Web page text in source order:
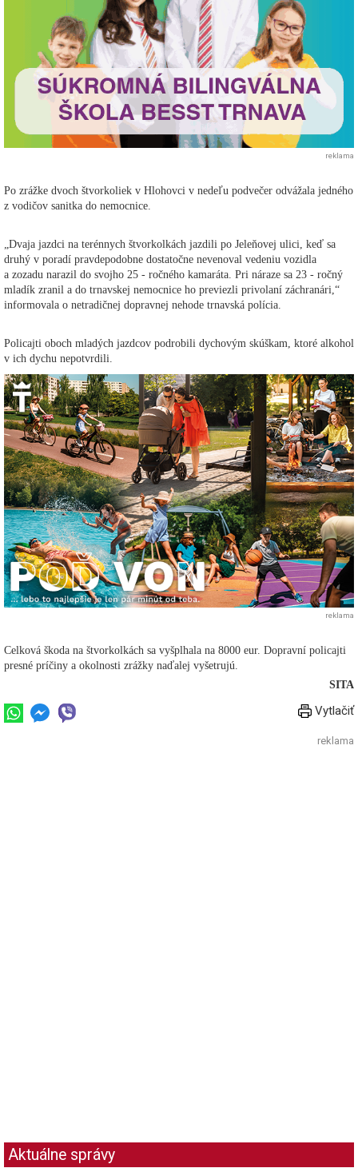
reklama
Po zrážke dvoch štvorkoliek v Hlohovci v nedeľu podvečer odvážala jedného
z vodičov sanitka do nemocnice.
„Dvaja jazdci na terénnych štvorkolkách jazdili po Jeleňovej ulici, keď sa
druhý v poradí pravdepodobne dostatočne nevenoval vedeniu vozidla
a zozadu narazil do svojho 25 - ročného kamaráta. Pri náraze sa 23 - ročný
mladík zranil a do trnavskej nemocnice ho previezli privolaní záchranári,“
informovala o netradičnej dopravnej nehode trnavská polícia.
Policajti oboch mladých jazdcov podrobili dychovým skúškam, ktoré alkohol
v ich dychu nepotvrdili.
reklama
Celková škoda na štvorkolkách sa vyšplhala na 8000 eur. Dopravní policajti
presné príčiny a okolnosti zrážky naďalej vyšetrujú.
SITA
Vytlačiť
reklama
Aktuálne správy